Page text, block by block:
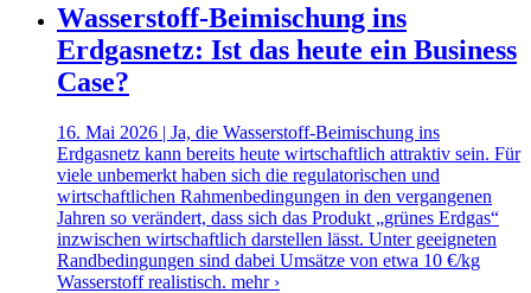
Wasserstoff-Beimischung ins
Erdgasnetz: Ist das heute ein Business
Case?
16. Mai 2026 | Ja, die Wasserstoff-Beimischung ins
Erdgasnetz kann bereits heute wirtschaftlich attraktiv sein. Für
viele unbemerkt haben sich die regulatorischen und
wirtschaftlichen Rahmenbedingungen in den vergangenen
Jahren so verändert, dass sich das Produkt „grünes Erdgas“
inzwischen wirtschaftlich darstellen lässt. Unter geeigneten
Randbedingungen sind dabei Umsätze von etwa 10 €/kg
Wasserstoff realistisch. mehr ›